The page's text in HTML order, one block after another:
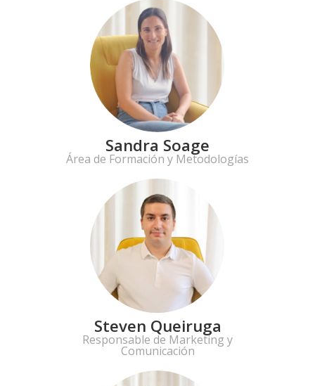
Sandra Soage
Área de Formación y Metodologías
Steven Queiruga
Responsable de Marketing y
Comunicación